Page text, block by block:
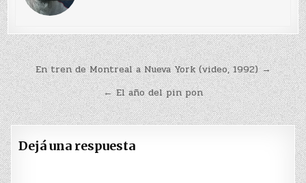
Navegación
de
entradas
En tren de Montreal a Nueva York (video, 1992) →
← El año del pin pon
Dejá una respuesta